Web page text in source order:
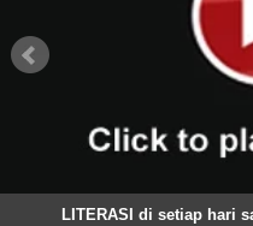
LITERASI di setiap hari